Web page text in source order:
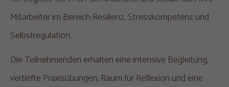
Mitarbeiter im Bereich Resilienz, Stresskompetenz und
Selbstregulation.
Die Teilnehmenden erhalten eine intensive Begleitung,
vertiefte Praxisübungen, Raum für Reflexion und eine